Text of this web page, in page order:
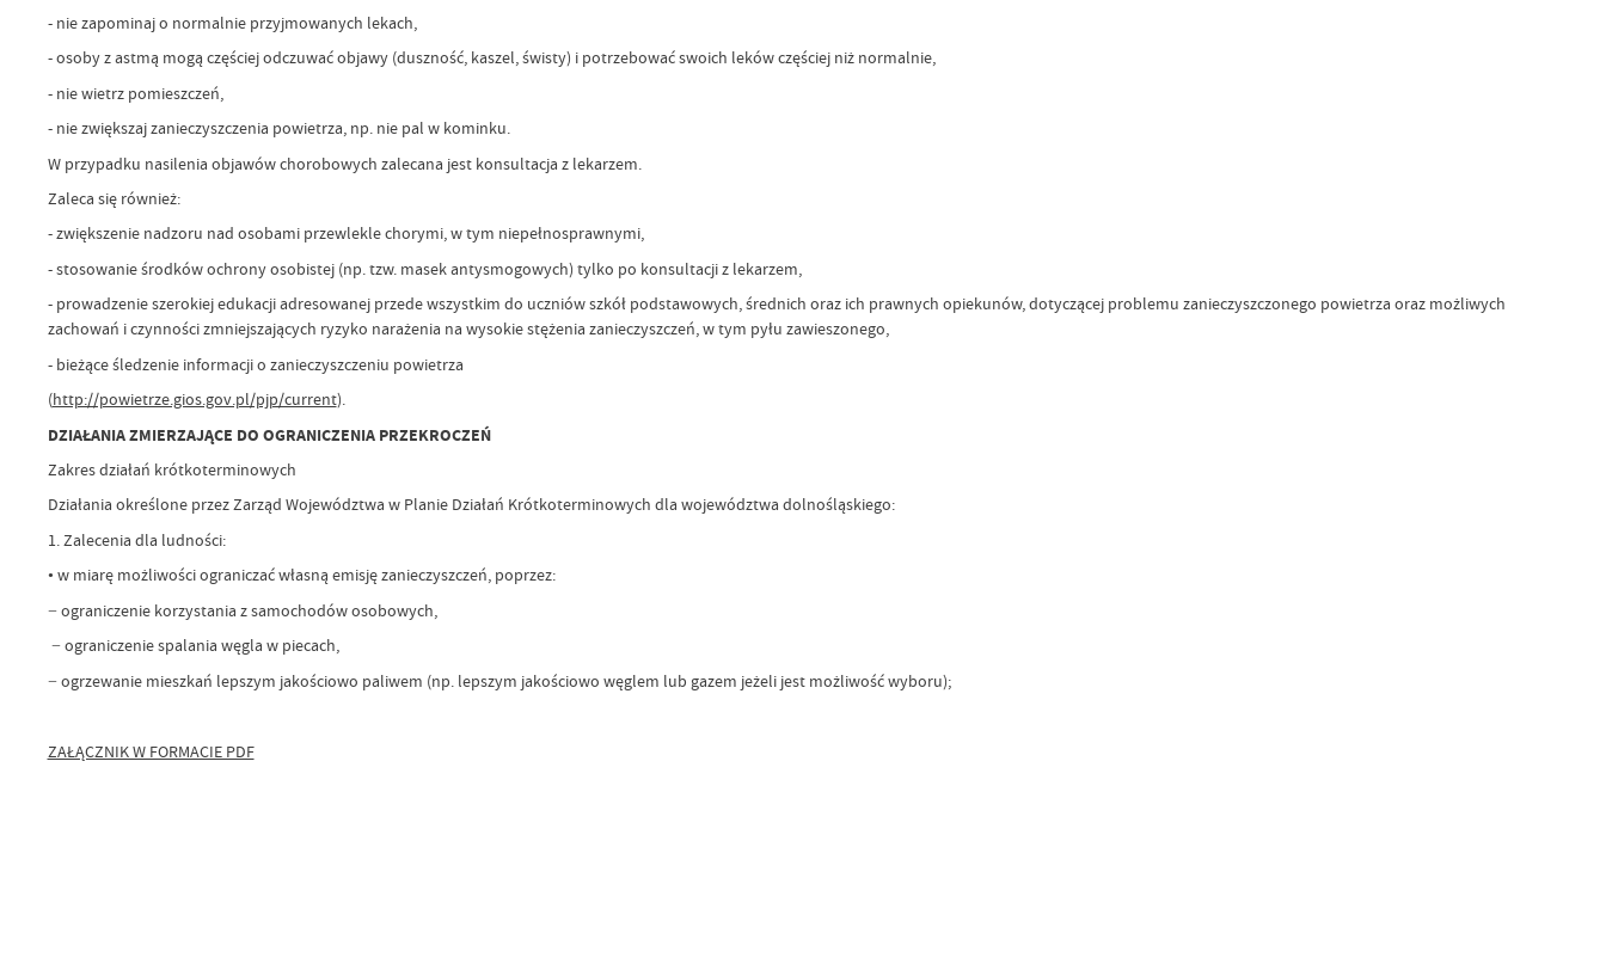
- nie zapominaj o normalnie przyjmowanych lekach,
- osoby z astmą mogą częściej odczuwać objawy (duszność, kaszel, świsty) i potrzebować swoich leków częściej niż normalnie,
- nie wietrz pomieszczeń,
- nie zwiększaj zanieczyszczenia powietrza, np. nie pal w kominku.
W przypadku nasilenia objawów chorobowych zalecana jest konsultacja z lekarzem.
Zaleca się również:
- zwiększenie nadzoru nad osobami przewlekle chorymi, w tym niepełnosprawnymi,
- stosowanie środków ochrony osobistej (np. tzw. masek antysmogowych) tylko po konsultacji z lekarzem,
- prowadzenie szerokiej edukacji adresowanej przede wszystkim do uczniów szkół podstawowych, średnich oraz ich prawnych opiekunów, dotyczącej problemu zanieczyszczonego powietrza oraz możliwych
zachowań i czynności zmniejszających ryzyko narażenia na wysokie stężenia zanieczyszczeń, w tym pyłu zawieszonego,
- bieżące śledzenie informacji o zanieczyszczeniu powietrza
(http://powietrze.gios.gov.pl/pjp/current).
DZIAŁANIA ZMIERZAJĄCE DO OGRANICZENIA PRZEKROCZEŃ
Zakres działań krótkoterminowych
Działania określone przez Zarząd Województwa w Planie Działań Krótkoterminowych dla województwa dolnośląskiego:
1. Zalecenia dla ludności:
• w miarę możliwości ograniczać własną emisję zanieczyszczeń, poprzez:
− ograniczenie korzystania z samochodów osobowych,
− ograniczenie spalania węgla w piecach,
− ogrzewanie mieszkań lepszym jakościowo paliwem (np. lepszym jakościowo węglem lub gazem jeżeli jest możliwość wyboru);
ZAŁĄCZNIK W FORMACIE PDF